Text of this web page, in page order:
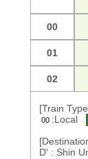
00
01
02
[Train
00 :Local
D' : Shin